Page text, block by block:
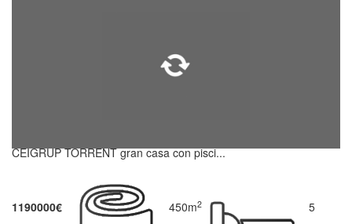
CEIGRUP TORRENT gran casa con pisci...
1190000€ 450m2 5